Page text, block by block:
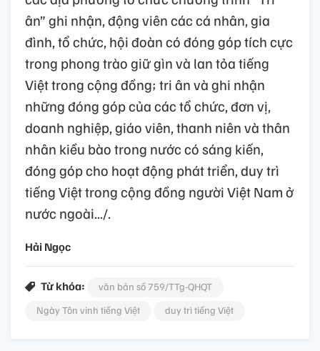
ân” ghi nhận, động viên các cá nhân, gia
đình, tổ chức, hội đoàn có đóng góp tích cực
trong phong trào giữ gìn và lan tỏa tiếng
Việt trong cộng đồng; tri ân và ghi nhận
những đóng góp của các tổ chức, đơn vị,
doanh nghiệp, giáo viên, thanh niên và thân
nhân kiều bào trong nước có sáng kiến,
đóng góp cho hoạt động phát triển, duy trì
tiếng Việt trong cộng đồng người Việt Nam ở
nước ngoài.../.
Hải Ngọc
Từ khóa:
văn bản số 759/TTg-QHQT
Ngày Tôn vinh tiếng Việt
duy trì tiếng Việt